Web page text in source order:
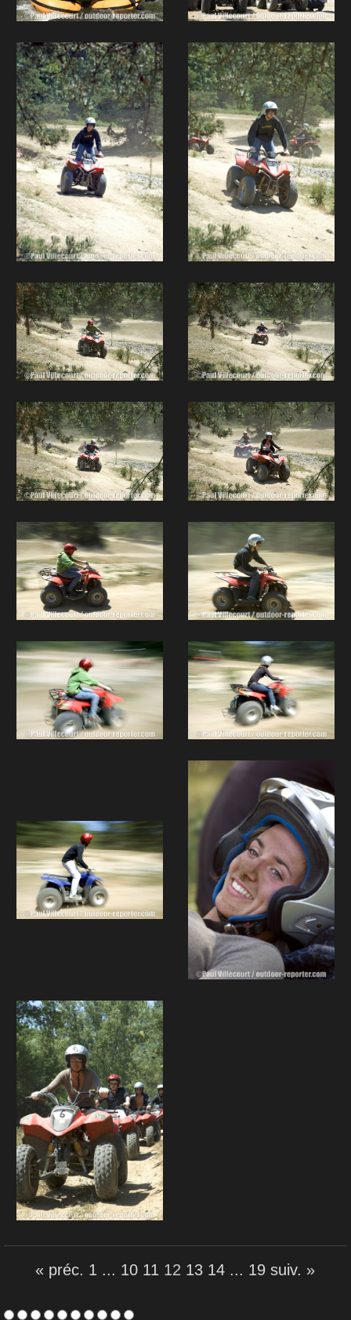
« préc. 1 ... 10 11 12 13 14 ... 19 suiv. »